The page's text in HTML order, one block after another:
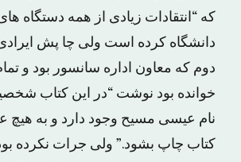
که “انتقادات زیادی از همه دستگاه
دانشگاه کرده است ولی چا پش ایرادی
دوم که معاون اداره سانسور بود و
خوانده بود نوشت “در این کتاب
نام عیسی مسیح وجود دارد و به هیچ
کتاب چاپ بشود.” ولی جرات نکرده